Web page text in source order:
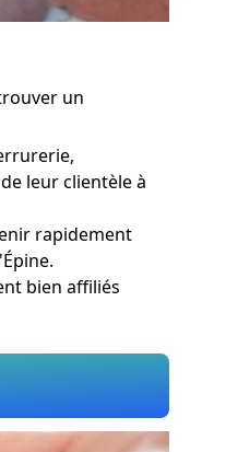
un
leur clientèle à
rapidement
bien affiliés